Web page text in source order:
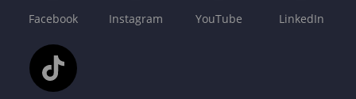
Facebook Instagram YouTube LinkedIn